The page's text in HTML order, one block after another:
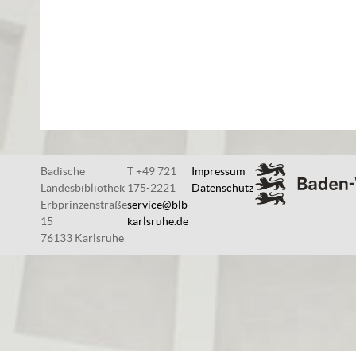
Badische
Landesbibliothek
Erbprinzenstraße
15
76133 Karlsruhe
T +49 721
175-2221
service@blb-
karlsruhe.de
Impressum
Datenschutz